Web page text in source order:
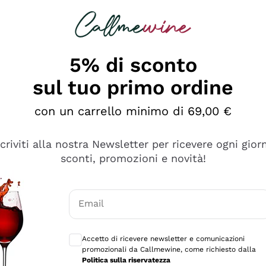
diversi e con un ampio range di prezzo. Le
5% di sconto
sul tuo primo ordine
con un carrello minimo di 69,00 €
alla nostra Newsletter per ricevere ogni
sconti, promozioni e novità!
Email
Accetto di ricevere newsletter e comunicazioni
promozionali da Callmewine, come richiesto dalla
Politica sulla riservatezza